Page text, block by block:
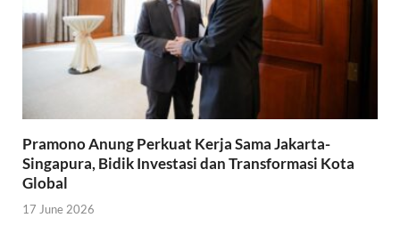
Pramono Anung Perkuat Kerja Sama Jakarta-
Singapura, Bidik Investasi dan Transformasi Kota
Global
17 June 2026